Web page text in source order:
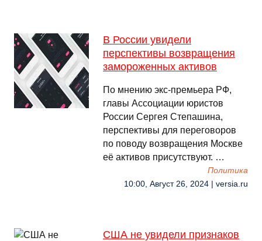
В России увидели
перспективы возвращения
замороженных активов
По мнению экс-премьера РФ,
главы Ассоциации юристов
России Сергея Степашина,
перспективы для переговоров
по поводу возвращения Москве
её активов присутствуют. …
Политика
10:00, Август 26, 2024 | versia.ru
США не увидели признаков